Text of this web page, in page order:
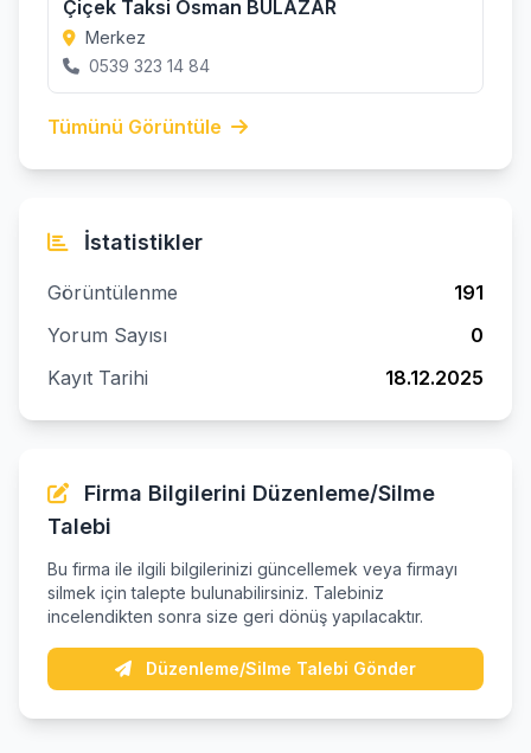
Çiçek Taksi Osman BULAZAR
Merkez
0539 323 14 84
Tümünü Görüntüle
İstatistikler
Görüntülenme
191
Yorum Sayısı
0
Kayıt Tarihi
18.12.2025
Firma Bilgilerini Düzenleme/Silme
Talebi
Bu firma ile ilgili bilgilerinizi güncellemek veya firmayı
silmek için talepte bulunabilirsiniz. Talebiniz
incelendikten sonra size geri dönüş yapılacaktır.
Düzenleme/Silme Talebi Gönder